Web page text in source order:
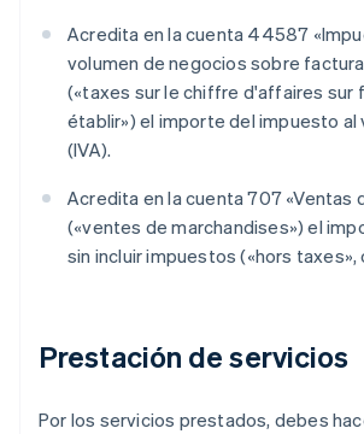
Acredita en la cuenta 44587
volumen de negocios sobre
(«taxes sur le chiffre d'affaires sur
établir») el importe del impuesto al
(IVA).
Acredita en la cuenta 707 «Ventas
(«ventes de marchandises») el
sin incluir impuestos («hors taxes»,
Prestación de servicios
Por los servicios prestados, debes